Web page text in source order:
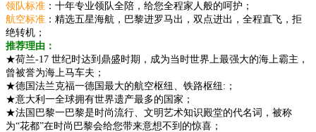
领队标准 ：十年专业领队全陪，给您全程家人般的呵护；
航空标准 ：精选五星海航，巴黎进罗马出，双点进出，全程直飞，拒
绝转机；
推荐理由：
★荷兰-17 世纪时达到鼎盛时期，成为当时世界上最强大的海上霸主，
曾被誉为海上马车夫；
★德国法兰克福一德国最大的航空枢纽、铁路枢纽:；
★意大利一全球拥有世界遗产最多的国家；
★法国巴黎一巴黎是时尚流行、文明艺术知识殿堂的代名词，被称
为“花都”在时尚巴黎会给您带来意想不到的惊喜；